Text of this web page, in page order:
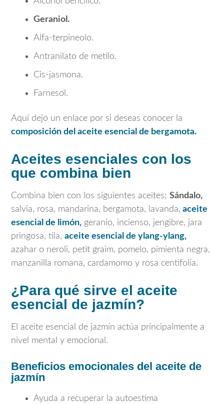
Geraniol.
Alfa-terpineolo.
Antranilato de metilo.
Cis-jasmona.
Farnesol.
Aquí dejo un enlace por si deseas conocer la
composición del aceite esencial de bergamota.
Aceites esenciales con los
que combina bien
Combina bien con los siguientes aceites; Sándalo,
salvia, rosa, mandarina, bergamota, lavanda, aceite
esencial de limón, geranio, incienso, jengibre, jara
pringosa, tila, aceite esencial de ylang-ylang,
azahar o neroli, petit graim, pomelo, pimienta negra,
manzanilla romana, cardamomo y rosa centifolía.
¿Para qué sirve el aceite
esencial de jazmín?
El aceite esencial de jazmín actúa principalmente a
nivel mental y emocional.
Beneficios emocionales del aceite de
jazmín
Ayuda a recuperar la autoestima